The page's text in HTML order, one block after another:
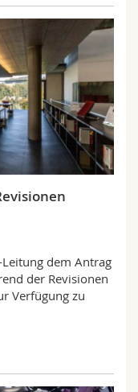
dem Antrag
der Revisionen
Verfügung zu